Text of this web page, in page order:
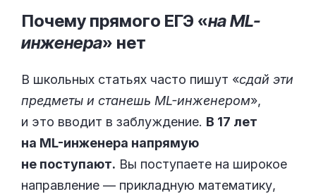
Почему прямого ЕГЭ «на ML-
инженера» нет
В школьных статьях часто пишут «сдай эти
предметы и станешь ML-инженером»,
и это вводит в заблуждение. В 17 лет
на ML-инженера напрямую
не поступают. Вы поступаете на широкое
направление — прикладную математику,